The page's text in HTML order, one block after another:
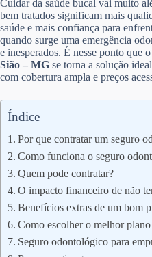
Cuidar da saúde bucal vai muito
bem tratados significam mais
saúde e mais confiança para
quando surge uma emergência
e inesperados. É nesse ponto que o
Sião – MG se torna a solução
com cobertura ampla e preços
Índice
Por que contratar um seguro
Como funciona o seguro
Quem pode contratar?
O impacto financeiro de não
Benefícios extras de um bom
Como escolher o melhor plano
Seguro odontológico para